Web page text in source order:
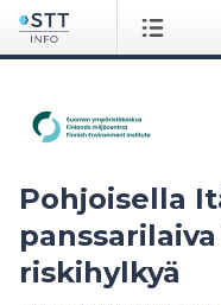
Pohjoisella
riskihylkyä